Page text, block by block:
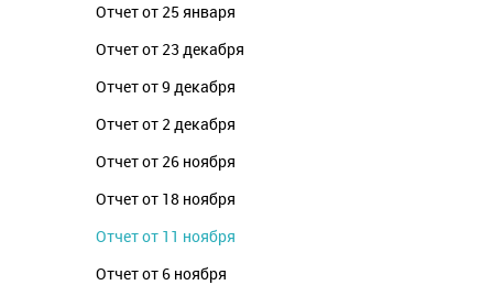
Отчет от 25 января
Отчет от 23 декабря
Отчет от 9 декабря
Отчет от 2 декабря
Отчет от 26 ноября
Отчет от 18 ноября
Отчет от 11 ноября
Отчет от 6 ноября